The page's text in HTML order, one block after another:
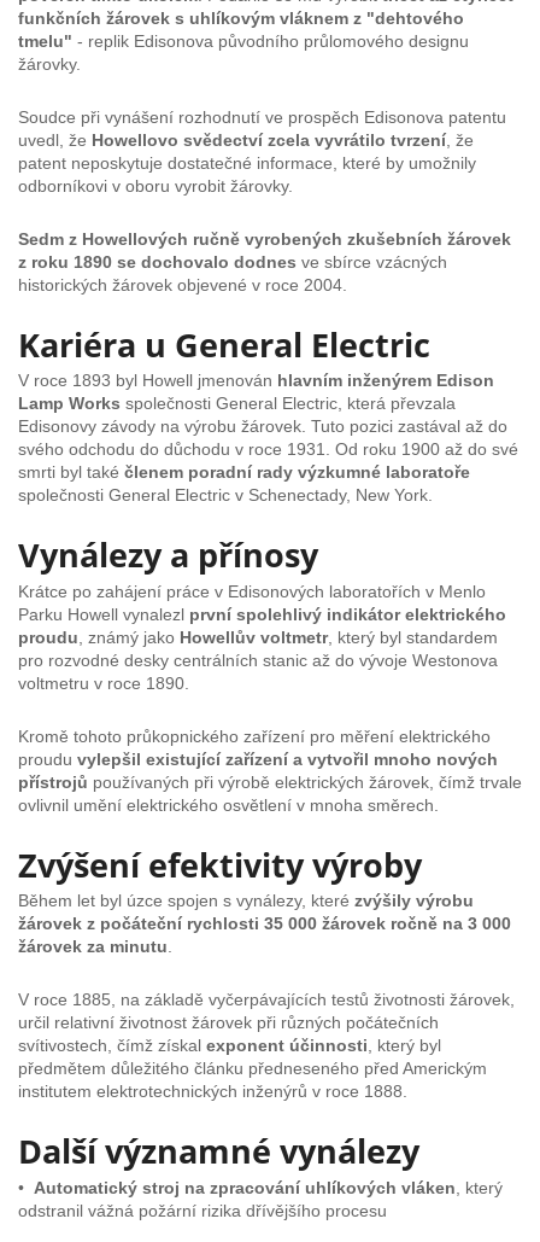
funkčních žárovek s uhlíkovým vláknem z "dehtového
tmelu" - replik Edisonova původního průlomového designu
žárovky.
Soudce při vynášení rozhodnutí ve prospěch Edisonova patentu
uvedl, že Howellovo svědectví zcela vyvrátilo tvrzení , že
patent neposkytuje dostatečné informace, které by umožnily
odborníkovi v oboru vyrobit žárovky.
Sedm z Howellových ručně vyrobených zkušebních žárovek
z roku 1890 se dochovalo dodnes ve sbírce vzácných
historických žárovek objevené v roce 2004.
Kariéra u General Electric
V roce 1893 byl Howell jmenován hlavním inženýrem Edison
Lamp Works společnosti General Electric, která převzala
Edisonovy závody na výrobu žárovek. Tuto pozici zastával až do
svého odchodu do důchodu v roce 1931. Od roku 1900 až do své
smrti byl také členem poradní rady výzkumné laboratoře
společnosti General Electric v Schenectady, New York.
Vynálezy a přínosy
Krátce po zahájení práce v Edisonových laboratořích v Menlo
Parku Howell vynalezl první spolehlivý indikátor elektrického
proudu , známý jako Howellův voltmetr, který byl standardem
pro rozvodné desky centrálních stanic až do vývoje Westonova
voltmetru v roce 1890.
Kromě tohoto průkopnického zařízení pro měření elektrického
proudu vylepšil existující zařízení a vytvořil mnoho nových
přístrojů používaných při výrobě elektrických žárovek, čímž trvale
ovlivnil umění elektrického osvětlení v mnoha směrech.
Zvýšení efektivity výroby
Během let byl úzce spojen s vynálezy, které zvýšily výrobu
žárovek z počáteční rychlosti 35 000 žárovek ročně na 3 000
žárovek za minutu
V roce 1885, na základě vyčerpávajících testů životnosti žárovek,
určil relativní životnost žárovek při různých počátečních
svítivostech, čímž získal exponent účinnosti , který byl
předmětem důležitého článku předneseného před Americkým
institutem elektrotechnických inženýrů v roce 1888.
Další významné vynálezy
• Automatický stroj na zpracování uhlíkových vláken , který
odstranil vážná požární rizika dřívějšího procesu